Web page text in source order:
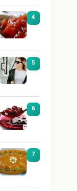
4
5
6
7